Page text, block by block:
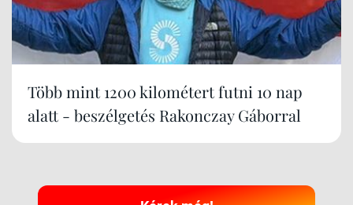
Több mint 1200 kilométert futni 10 nap
alatt - beszélgetés Rakonczay Gáborral